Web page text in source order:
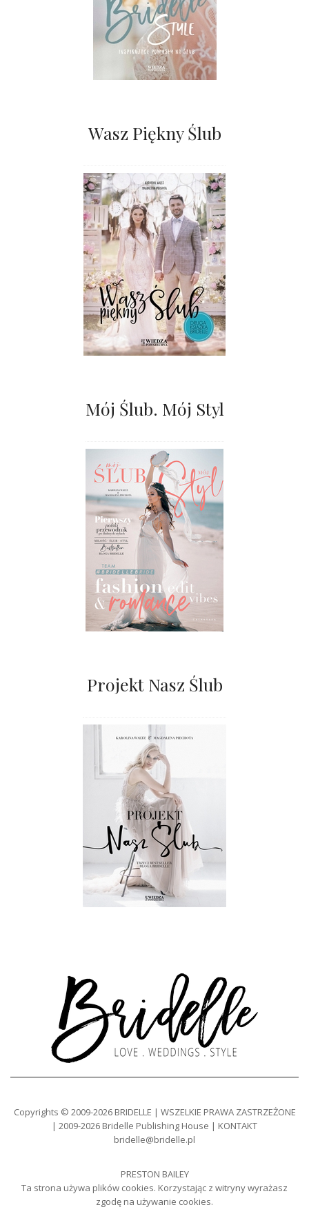
Wasz Piękny Ślub
Mój Ślub. Mój Styl
Projekt Nasz Ślub
Copyrights © 2009-2026 BRIDELLE | WSZELKIE PRAWA ZASTRZEŻONE
| 2009-2026 Bridelle Publishing House | KONTAKT
bridelle@bridelle.pl
PRESTON BAILEY
Ta strona używa plików cookies. Korzystając z witryny wyrażasz
zgodę na używanie cookies.